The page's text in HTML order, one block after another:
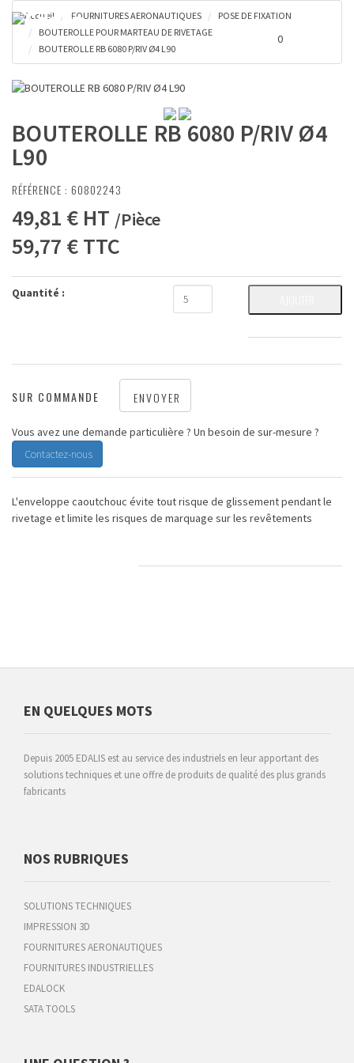
0 €
0
Accueil FOURNITURES AERONAUTIQUES
POSE DE FIXATION
BOUTEROLLE POUR MARTEAU DE RIVETAGE
BOUTEROLLE RB 6080 P/RIV Ø4 L90
BOUTEROLLE RB 6080 P/RIV Ø4
L90
RÉFÉRENCE : 60802243
49,81 € HT /Pièce
59,77 €TTC
Quantité :
SUR COMMANDE ENVOYER
Vous avez une demande particulière ? Un besoin de sur-mesure ?
Contactez-nous
L'enveloppe caoutchouc évite tout risque de glissement pendant le
rivetage et limite les risques de marquage sur les revêtements
EN QUELQUES MOTS
Depuis 2005 EDALIS est au service des industriels en leur apportant des
solutions techniques et une offre de produits de qualité des plus grands
fabricants
NOS RUBRIQUES
SOLUTIONS TECHNIQUES
IMPRESSION 3D
FOURNITURES AERONAUTIQUES
FOURNITURES INDUSTRIELLES
EDALOCK
SATA TOOLS